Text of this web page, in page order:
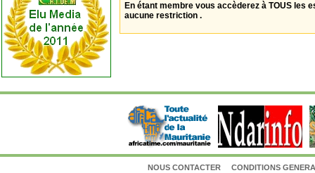
En étant membre vous accèderez à TOUS les
aucune restriction .
NOUS CONTACTER CONDITIONS